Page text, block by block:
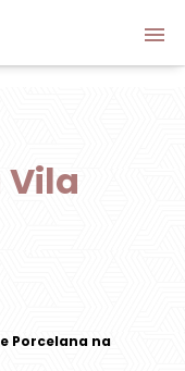
Vila
Porcelana na